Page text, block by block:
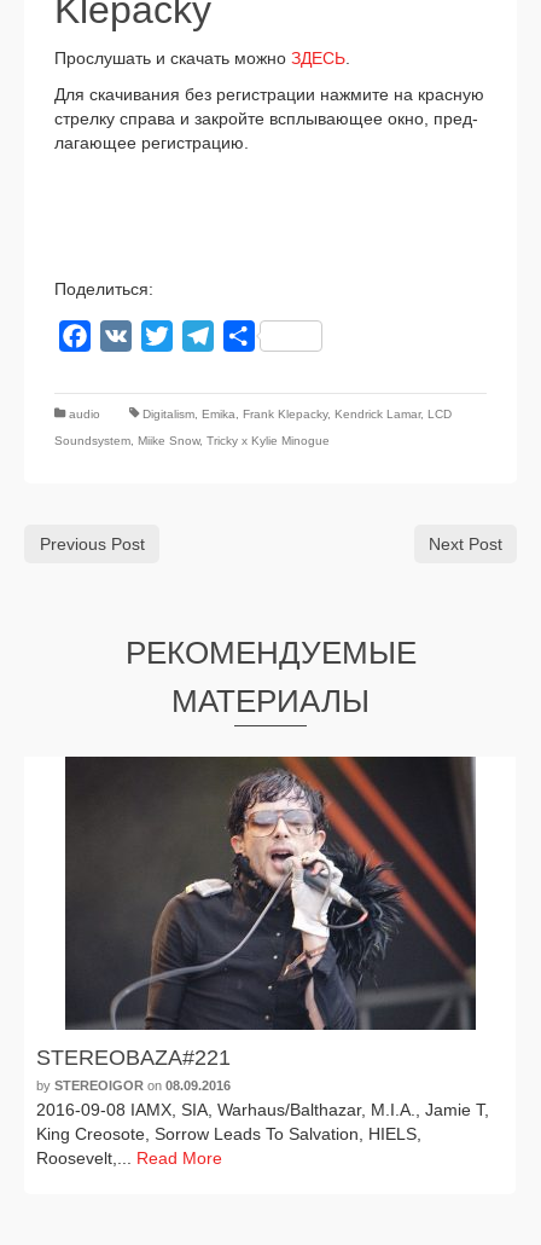
Klepacky
Прослушать и ска­чать мож­но ЗДЕСЬ
Для ска­чи­ва­ния без реги­стра­ции нажми­те на крас­ную
стрел­ку спра­ва и закрой­те всплы­ва­ю­щее окно, пред­
ла­га­ю­щее реги­стра­цию.
Поделиться:
Facebook
VK Twitter TelegramОтправить
audio Digitalism Emika Frank Klepacky, Kendrick Lamar, LCD
Soundsystem Miike Snow, Tricky x Kylie Minogue
Previous Post Next Post
РЕКОМЕНДУЕМЫЕ
МАТЕРИАЛЫ
STEREOBAZA#221
by STEREOIGOR on 08.09.2016
2016-09-08 IAMX, SIA, Warhaus/Balthazar, M.I.A., Jamie T,
King Creosote, Sorrow Leads To Salvation, HIELS,
Roosevelt,... Read More